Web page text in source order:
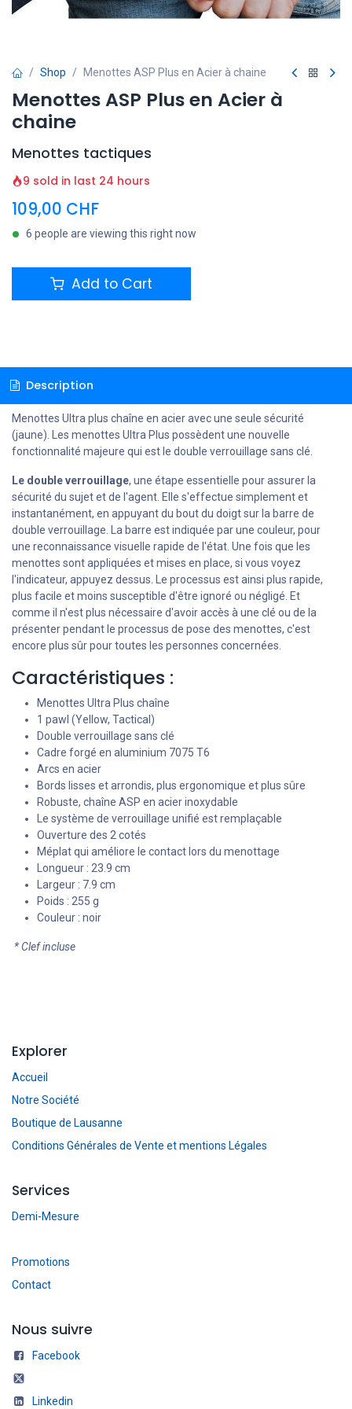
Shop Menottes ASP Plus en Acier à chaine
Menottes ASP Plus en Acier à
chaine
Menottes tactiques
9 sold in last 24 hours
109,00 CHF
6 people are viewing this right now
Add to Cart
Description
Menottes Ultra plus chaîne en acier avec une seule sécurité
(jaune). Les menottes Ultra Plus possèdent une nouvelle
fonctionnalité majeure qui est le double verrouillage sans clé.
Le double verrouillage, une étape essentielle pour assurer la
sécurité du sujet et de l'agent. Elle s'effectue simplement et
instantanément, en appuyant du bout du doigt sur la barre de
double verrouillage. La barre est indiquée par une couleur, pour
une reconnaissance visuelle rapide de l'état. Une fois que les
menottes sont appliquées et mises en place, si vous voyez
l'indicateur, appuyez dessus. Le processus est ainsi plus rapide,
plus facile et moins susceptible d'être ignoré ou négligé. Et
comme il n'est plus nécessaire d'avoir accès à une clé ou de la
présenter pendant le processus de pose des menottes, c'est
encore plus sûr pour toutes les personnes concernées.
Caractéristiques :
Menottes Ultra Plus chaîne
1 pawl (Yellow, Tactical)
Double verrouillage sans clé
Cadre forgé en aluminium 7075 T6
Arcs en acier
Bords lisses et arrondis, plus ergonomique et plus sûre
Robuste, chaîne ASP en acier inoxydable
Le système de verrouillage unifié est remplaçable
Ouverture des 2 cotés
Méplat qui améliore le contact lors du menottage
Longueur : 23.9 cm
Largeur : 7.9 cm
Poids : 255 g
Couleur : noir
* Clef incluse
Explorer
Accueil
Notre Société
Boutique de Lausanne
Conditions Générales de Vente et mentions Légales
Services
Demi-Mesure
Promotions
Contact
Nous suivre
Facebook
Linkedin